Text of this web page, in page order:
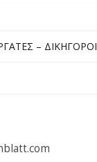
– ΔΙΚΗΓΟΡΟΙ